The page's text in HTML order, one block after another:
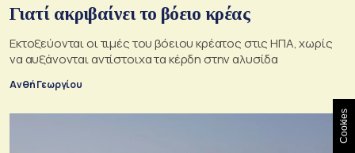
Γιατί ακριβαίνει το βόειο κρέας
Εκτοξεύονται οι τιμές του βόειου κρέατος στις ΗΠΑ, χωρίς
να αυξάνονται αντίστοιχα τα κέρδη στην αλυσίδα
Ανθή Γεωργίου
Cookies